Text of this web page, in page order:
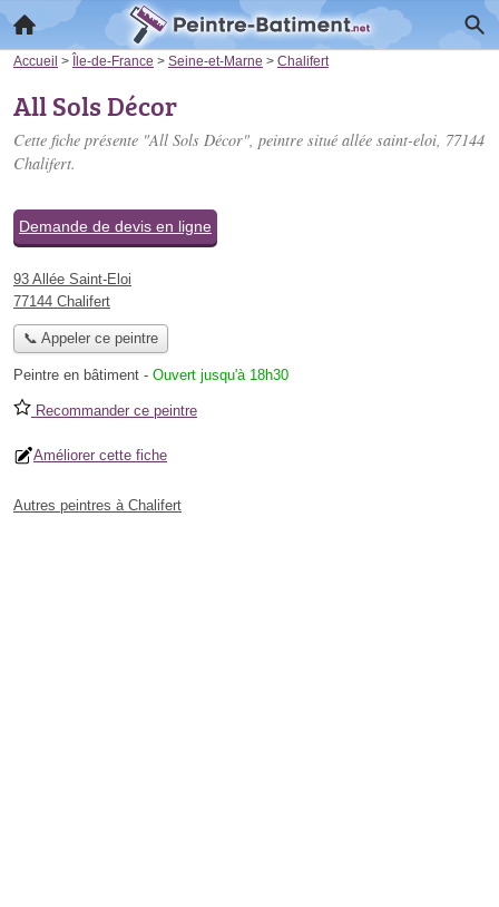
Accueil > Île-de-France > Seine-et-Marne > Chalifert
All Sols Décor
Cette fiche présente "All Sols Décor", peintre situé allée saint-eloi, 77144
Chalifert.
Demande de devis en ligne
93 Allée Saint-Eloi
77144 Chalifert
📞 Appeler ce peintre
Peintre en bâtiment - Ouvert jusqu'à 18h30
Recommander ce peintre
Améliorer cette fiche
Autres peintres à Chalifert